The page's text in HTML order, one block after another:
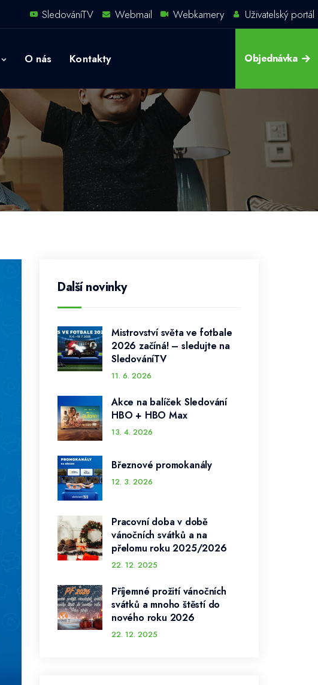
SledováníTV Webmail Webkamery Uživatelský portál
O nás Kontakty Objednávka
Další novinky
Mistrovství světa ve fotbale
2026 začíná! – sledujte na
SledováníTV
11. 6. 2026
Akce na balíček Sledování
HBO + HBO Max
13. 4. 2026
Březnové promokanály
12. 3. 2026
Pracovní doba v době
vánočních svátků a na
přelomu roku 2025/2026
22. 12. 2025
Příjemné prožití vánočních
svátků a mnoho štěstí do
nového roku 2026
22. 12. 2025